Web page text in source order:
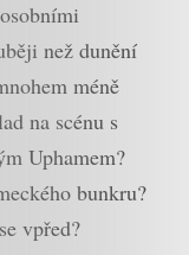
než dunění
méně
na scénu s
Uphamem?
bunkru?
vpřed?